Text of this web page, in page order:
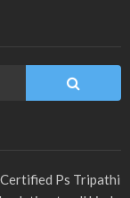
Ps Tripathi